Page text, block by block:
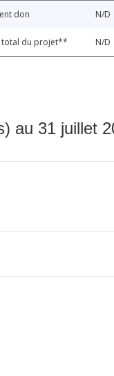
don N/D
total du projet** N/D
au 31 juillet